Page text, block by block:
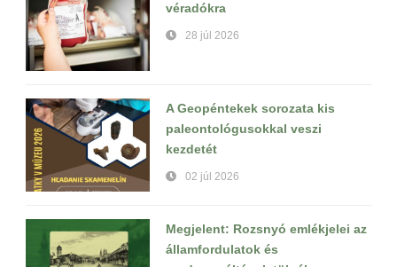
véradókra
28 júl 2026
A Geopéntekek sorozata kis
paleontológusokkal veszi
kezdetét
02 júl 2026
Megjelent: Rozsnyó emlékjelei az
államfordulatok és